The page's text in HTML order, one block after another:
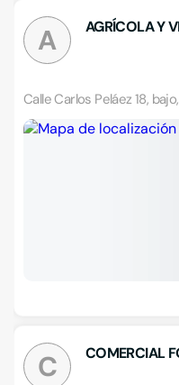
A AGRÍCOLA Y
Calle Carlos Peláez 18,
C COMERCIAL